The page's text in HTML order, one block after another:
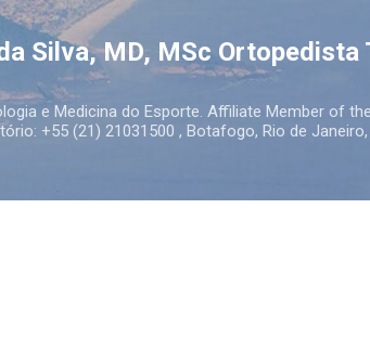
Pular para o conteúdo principal
Silva, MD, MSc Ortopedista
e Medicina do Esporte. Affiliate Member of
+55 (21) 21031500 , Botafogo, Rio de Janeiro,